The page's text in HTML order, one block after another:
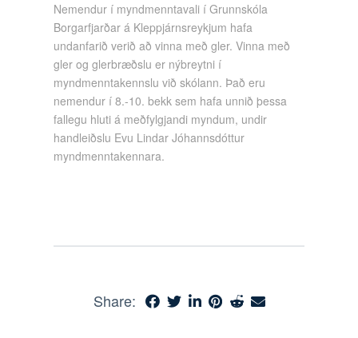
Nemendur í myndmenntavali í Grunnskóla
Borgarfjarðar á Kleppjárnsreykjum hafa
undanfarið verið að vinna með gler. Vinna með
gler og glerbræðslu er nýbreytni í
myndmenntakennslu við skólann. Það eru
nemendur í 8.-10. bekk sem hafa unnið þessa
fallegu hluti á meðfylgjandi myndum, undir
handleiðslu Evu Lindar Jóhannsdóttur
myndmenntakennara.
Share: